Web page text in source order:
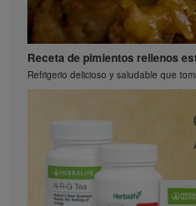
Preguntas frecuentes sobre
¿Qué contiene Bioniq GO?
Receta de pimientos rellenos
Refrigerio delicioso y saludable que